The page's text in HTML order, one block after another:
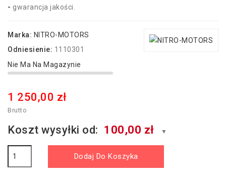
- gwarancja jakości.
Marka: NITRO-MOTORS
Odniesienie: 1110301
Nie Ma Na Magazynie
1 250,00 zł
Brutto
Koszt wysyłki od: 100,00 zł ▼
Dodaj Do Koszyka